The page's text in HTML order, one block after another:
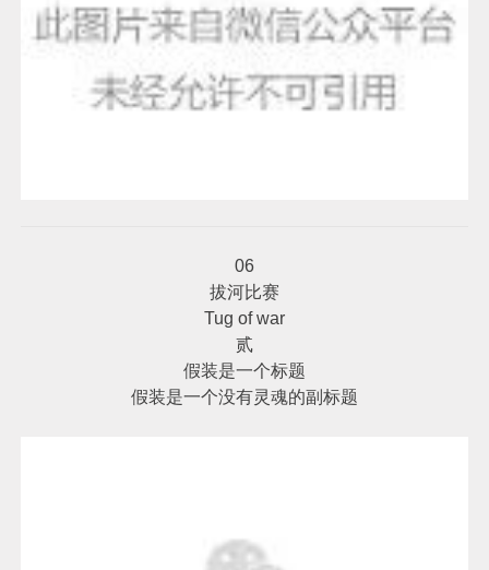
06
拔河比赛
Tug of war
贰
假装是一个标题
假装是一个没有灵魂的副标题